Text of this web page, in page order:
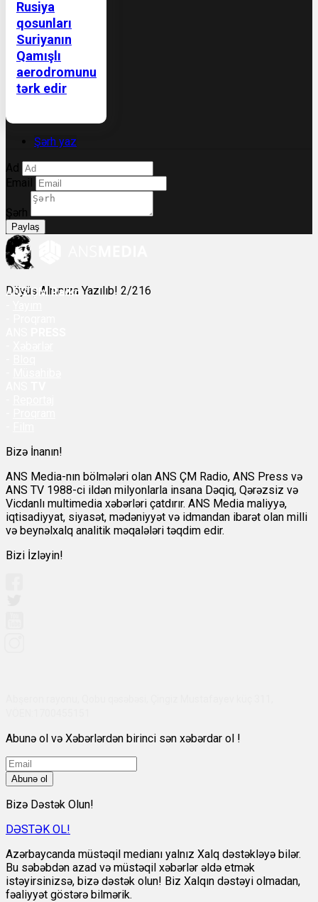
Rusiya
qosunları
Suriyanın
Qamışlı
aerodromunu
tərk edir
Şərh yaz
Ad
Email
Şərh
Paylaş
Döyüş Alnınıza Yazılıb! 2/216
ANSÇM Radio
Bizə İnanın!
ANS Media-nın bölmələri olan ANS ÇM Radio, ANS Press və
ANS TV 1988-ci ildən milyonlarla insana Dəqiq, Qərəzsiz və
Vicdanlı multimedia xəbərləri çatdırır. ANS Media maliyyə,
iqtisadiyyat, siyasət, mədəniyyət və idmandan ibarət olan milli
və beynəlxalq analitik məqalələri təqdim edir.
Bizi İzləyin!
Abunə ol və Xəbərlərdən birinci sən xəbərdar ol !
Abunə ol
Bizə Dəstək Olun!
DƏSTƏK OL!
Azərbaycanda müstəqil medianı yalnız Xalq dəstəkləyə bilər.
Bu səbəbdən azad və müstəqil xəbərlər əldə etmək
istəyirsinizsə, bizə dəstək olun! Biz Xalqın dəstəyi olmadan,
fəaliyyət göstərə bilmərik.